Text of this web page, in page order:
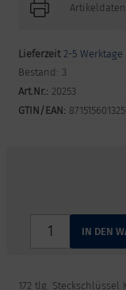
Lieferzeit 2-5 Werktage
Bestand: 3
Art.Nr.: 20253
GTIN/EAN:
IN DEN
172 tlg. Steckschlüssel